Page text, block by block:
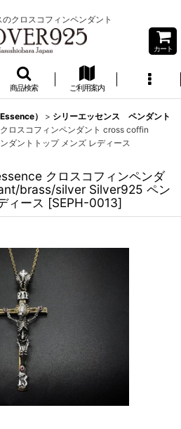
クロスコフィンペンダント
カート
商品検索 ご利用案内
） > シリーエッセンス ペンダント
ロスコフィンペンダント cross coffin
ダントトップ メンズ レディース
クロスコフィンペンダ
brass/silver Silver925 ペン
ィース [SEPH-0013]